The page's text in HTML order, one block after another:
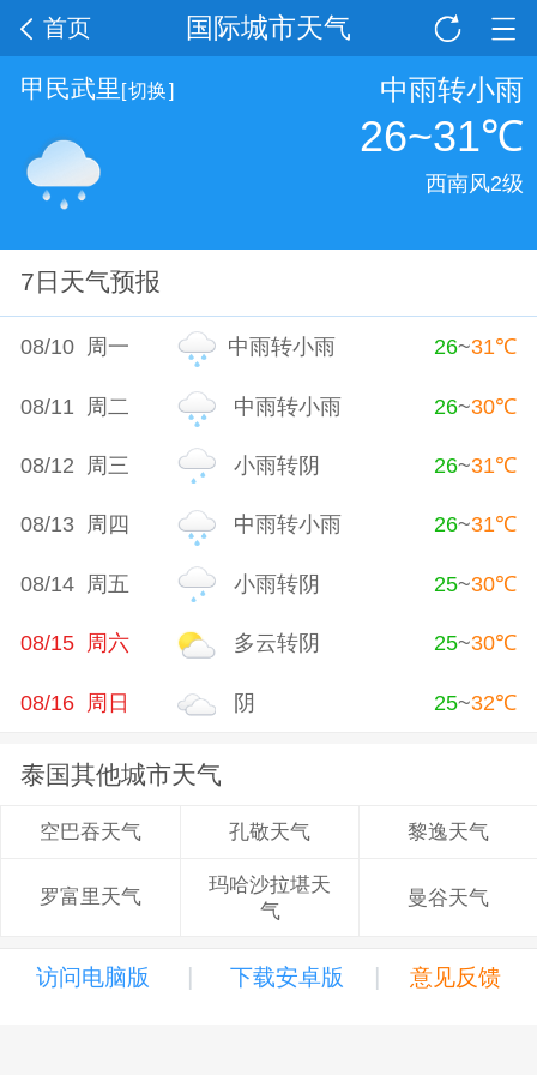
国际城市天气
首页
甲民武里 [切换] 中雨转小雨
26~31℃
西南风2级
7日天气预报
08/10 周一 中雨转小雨 26~31℃
08/11 周二 中雨转小雨 26~30℃
08/12 周三 小雨转阴 26~31℃
08/13 周四 中雨转小雨 26~31℃
08/14 周五 小雨转阴 25~30℃
08/15 周六 多云转阴 25~30℃
08/16 周日 阴 25~32℃
泰国其他城市天气
空巴吞天气 孔敬天气 黎逸天气
罗富里天气
玛哈沙拉堪天
气
曼谷天气
访问电脑版 | 下载安卓版 | 意见反馈